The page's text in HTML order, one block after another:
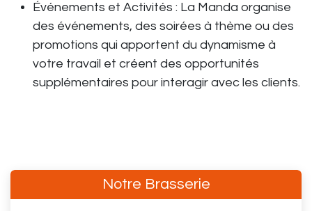
Événements et Activités : La Manda organise
des événements, des soirées à thème ou des
promotions qui apportent du dynamisme à
votre travail et créent des opportunités
supplémentaires pour interagir avec les clients.
Notre Brasserie